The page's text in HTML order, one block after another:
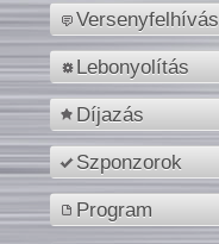
Versenyfelhívás
Lebonyolítás
Díjazás
Szponzorok
Program